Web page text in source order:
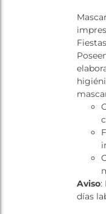
Aviso:
días